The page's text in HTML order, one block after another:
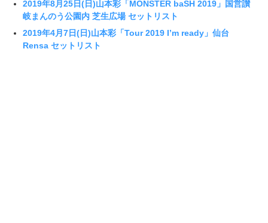
2019年8月25日(日)山本彩「MONSTER baSH 2019」国営讃
岐まんのう公園内 芝生広場 セットリスト
2019年4月7日(日)山本彩「Tour 2019 I’m ready」仙台
Rensa セットリスト